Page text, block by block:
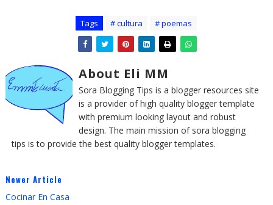
Tags # cultura # poemas
About Eli MM
Sora Blogging Tips is a blogger resources site
is a provider of high quality blogger template
with premium looking layout and robust
design. The main mission of sora blogging
tips is to provide the best quality blogger templates.
Newer Article
Cocinar En Casa